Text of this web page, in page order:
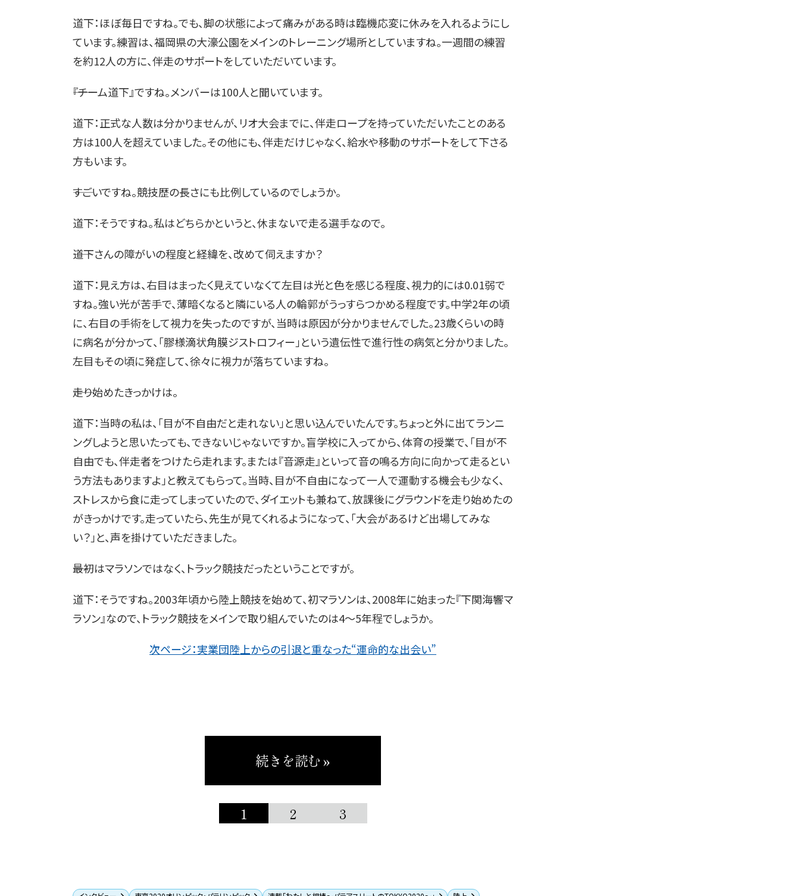
道下：ほぼ毎日ですね。でも、脚の状態によって痛みがある時は臨機応変に休みを入れるようにし
ています。練習は、福岡県の大濠公園をメインのトレーニング場所としていますね。一週間の練習
を約12人の方に、伴走のサポートをしていただいています。
――『チーム道下』ですね。メンバーは100人と聞いています。
道下：正式な人数は分かりませんが、リオ大会までに、伴走ロープを持っていただいたことのある
方は100人を超えていました。その他にも、伴走だけじゃなく、給水や移動のサポートをして下さる
方もいます。
――すごいですね。競技歴の長さにも比例しているのでしょうか。
道下：そうですね。私はどちらかというと、休まないで走る選手なので。
――道下さんの障がいの程度と経緯を、改めて伺えますか？
道下：見え方は、右目はまったく見えていなくて左目は光と色を感じる程度、視力的には0.01弱で
すね。強い光が苦手で、薄暗くなると隣にいる人の輪郭がうっすらつかめる程度です。中学2年の頃
に、右目の手術をして視力を失ったのですが、当時は原因が分かりませんでした。23歳くらいの時
に病名が分かって、「膠様滴状角膜ジストロフィー」という遺伝性で進行性の病気と分かりました。
左目もその頃に発症して、徐々に視力が落ちていますね。
――走り始めたきっかけは。
道下：当時の私は、「目が不自由だと走れない」と思い込んでいたんです。ちょっと外に出てランニ
ングしようと思いたっても、できないじゃないですか。盲学校に入ってから、体育の授業で、「目が不
自由でも、伴走者をつけたら走れます。または『音源走』といって音の鳴る方向に向かって走るとい
う方法もありますよ」と教えてもらって。当時、目が不自由になって一人で運動する機会も少なく、
ストレスから食に走ってしまっていたので、ダイエットも兼ねて、放課後にグラウンドを走り始めたの
がきっかけです。走っていたら、先生が見てくれるようになって、「大会があるけど出場してみな
い？」と、声を掛けていただきました。
――最初はマラソンではなく、トラック競技だったということですが。
道下：そうですね。2003年頃から陸上競技を始めて、初マラソンは、2008年に始まった『下関海響マ
ラソン』なので、トラック競技をメインで取り組んでいたのは4～5年程でしょうか。
次ページ：実業団陸上からの引退と重なった“運命的な出会い”
続きを読む »
1 2 3